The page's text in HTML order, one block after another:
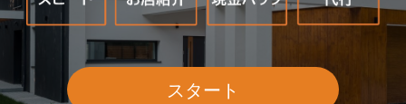
スタート